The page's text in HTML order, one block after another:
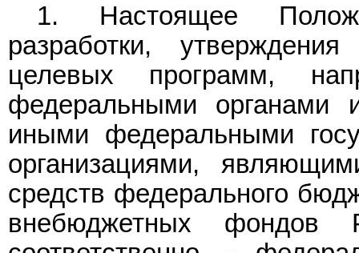
1. Настоящее
разработки,
целевых программ,
федеральными органами
иными федеральными
организациями,
средств федерального
внебюджетных фондов